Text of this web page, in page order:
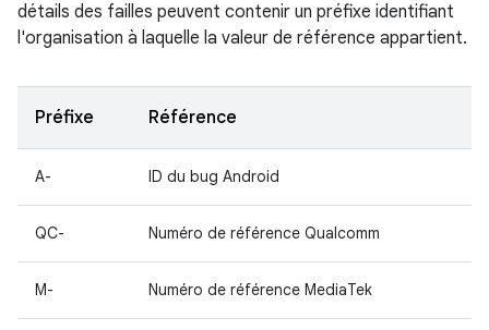
détails des failles peuvent contenir un préfixe identifiant
l'organisation à laquelle la valeur de référence appartient.
Préfixe Référence
A- ID du bug Android
QC- Numéro de référence Qualcomm
M- Numéro de référence MediaTek